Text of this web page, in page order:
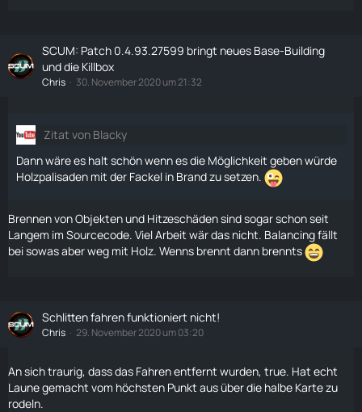
SCUM: Patch 0.4.93.27599 bringt neues Base-Building
und die Killbox
Chris 30. November 2020 um 21:32
Zitat von Blacky
Dann wäre es halt schön wenn es die Möglichkeit geben würde
Holzpalisaden mit der Fackel in Brand zu setzen.
Brennen von Objekten und Hitzeschäden sind sogar schon seit
Langem im Sourcecode. Viel Arbeit wär das nicht. Balancing fällt
bei sowas aber weg mit Holz. Wenns brennt dann brennts
Schlitten fahren funktioniert nicht!
Chris 29. November 2020 um 03:20
An sich traurig, dass das Fahrenentfernt wurden, true. Hat echt
Laune gemacht vom höchsten Punkt aus über die halbe Kartezu
rodeln.